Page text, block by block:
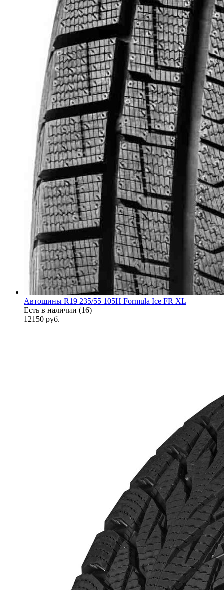
Автошины R19 235/55 105H Formula Ice FR XL
Есть в наличии (16)
12150 руб.